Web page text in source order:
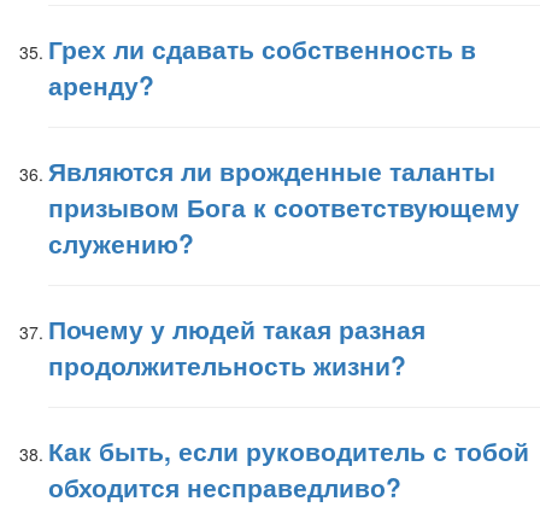
Грех ли сдавать собственность в
аренду?
Являются ли врожденные таланты
призывом Бога к соответствующему
служению?
Почему у людей такая разная
продолжительность жизни?
Как быть, если руководитель с тобой
обходится несправедливо?